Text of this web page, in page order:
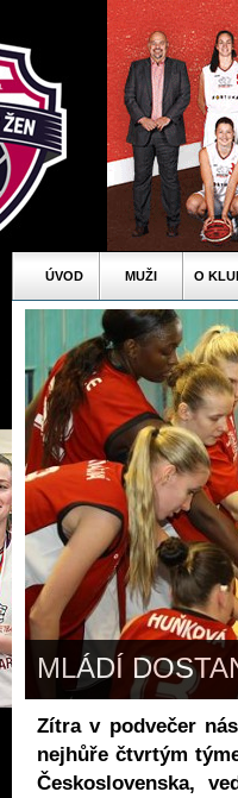
ÚVOD MUŽI O
MLÁDÍ
Zítra v podvečer
nejhůře čtvrtým
Československa,